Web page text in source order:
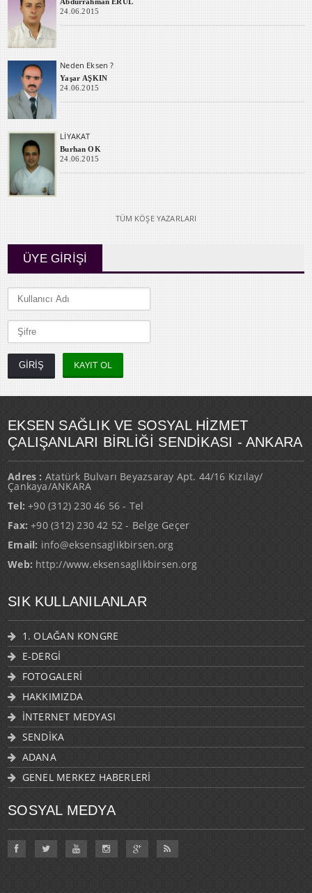
24.06.2015
Neden Eksen ?
Yaşar AŞKIN
24.06.2015
LİYAKAT
Burhan OK
24.06.2015
TÜM KÖŞE YAZARLARI
ÜYE GİRİŞİ
KAYIT OL
EKSEN SAĞLIK VE SOSYAL HİZMET
ÇALIŞANLARI BİRLİĞİ SENDİKASI - ANKARA
Adres : Atatürk Bulvarı Beyazsaray Apt. 44/16 Kızılay/
Çankaya/ANKARA
Tel: +90 (312) 230 46 56 - Tel
Fax: +90 (312) 230 42 52 - Belge Geçer
Email: info@eksensaglikbirsen.org
Web: http://www.eksensaglikbirsen.org
SIK KULLANILANLAR
1. OLAĞAN KONGRE
E-DERGİ
FOTOGALERİ
HAKKIMIZDA
İNTERNET MEDYASI
SENDİKA
ADANA
GENEL MERKEZ HABERLERİ
SOSYAL MEDYA